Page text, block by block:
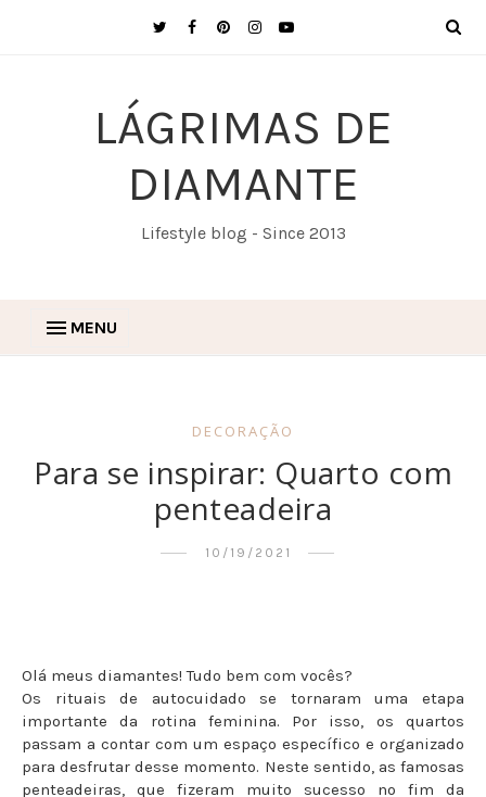
LÁGRIMAS DE
DIAMANTE
Lifestyle blog - Since 2013
MENU
DECORAÇÃO
Para se inspirar: Quarto com
penteadeira
10/19/2021
Olá meus diamantes! Tudo bem com vocês?
Os rituais de autocuidado se tornaram uma etapa
importante da rotina feminina. Por isso, os quartos
passam a contar com um espaço específico e organizado
para desfrutar desse momento. Neste sentido, as famosas
penteadeiras, que fizeram muito sucesso no fim da